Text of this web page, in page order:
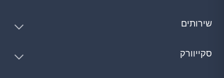
שירותים
סקייוורק